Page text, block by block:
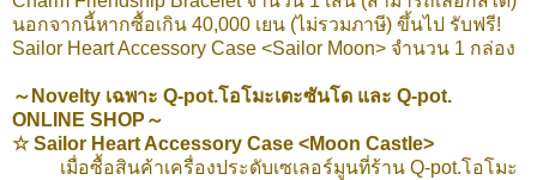
นอกจากนี้หากซื้อเกิน 40,000 เยน (ไม่รวมภาษี) ขึ้นไป รับฟรี!
Sailor Heart Accessory Case <Sailor Moon> จำนวน 1 กล่อง
～Novelty เฉพาะ Q-pot.โอโมะเตะซันโด และ Q-pot.
ONLINE SHOP～
☆ Sailor Heart Accessory Case <Moon Castle>
เมื่อซื้อสินค้าเครื่องประดับเซเลอร์มูนที่ร้าน Q-pot.โอโมะ